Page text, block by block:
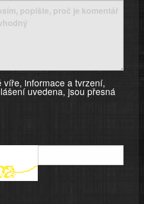
víře, informace a tvrzení,
uvedena, jsou přesná